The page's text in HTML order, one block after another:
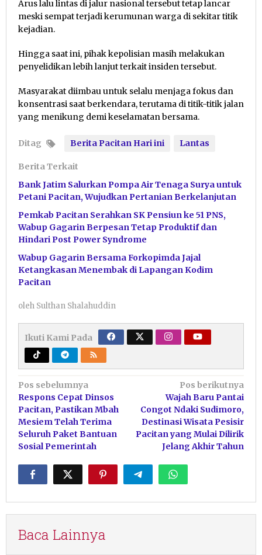
Arus lalu lintas di jalur nasional tersebut tetap lancar
meski sempat terjadi kerumunan warga di sekitar titik
kejadian.
Hingga saat ini, pihak kepolisian masih melakukan
penyelidikan lebih lanjut terkait insiden tersebut.
Masyarakat diimbau untuk selalu menjaga fokus dan
konsentrasi saat berkendara, terutama di titik-titik jalan
yang menikung demi keselamatan bersama.
Ditag Berita Pacitan Hari ini Lantas
Berita Terkait
Bank Jatim Salurkan Pompa Air Tenaga Surya untuk
Petani Pacitan, Wujudkan Pertanian Berkelanjutan
Pemkab Pacitan Serahkan SK Pensiun ke 51 PNS,
Wabup Gagarin Berpesan Tetap Produktif dan
Hindari Post Power Syndrome
Wabup Gagarin Bersama Forkopimda Jajal
Ketangkasan Menembak di Lapangan Kodim
Pacitan
oleh Sulthan Shalahuddin
Ikuti Kami Pada
Navigasi
pos
Pos sebelumnya
Respons Cepat Dinsos
Pacitan, Pastikan Mbah
Mesiem Telah Terima
Seluruh Paket Bantuan
Sosial Pemerintah
Pos berikutnya
Wajah Baru Pantai
Congot Ndaki Sudimoro,
Destinasi Wisata Pesisir
Pacitan yang Mulai Dilirik
Jelang Akhir Tahun
Baca Lainnya